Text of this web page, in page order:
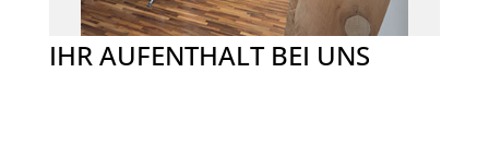
IHR AUFENTHALT BEI UNS